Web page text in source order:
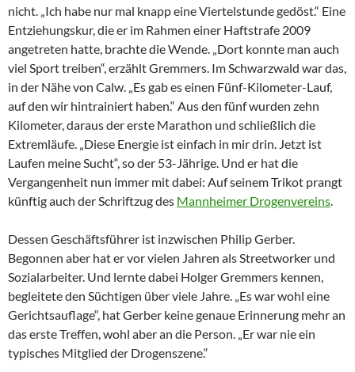
nicht. „Ich habe nur mal knapp eine Viertelstunde gedöst.“ Eine
Entziehungskur, die er im Rahmen einer Haftstrafe 2009
angetreten hatte, brachte die Wende. „Dort konnte man auch
viel Sport treiben“, erzählt Gremmers. Im Schwarzwald war das,
in der Nähe von Calw. „Es gab es einen Fünf-Kilometer-Lauf,
auf den wir hintrainiert haben.“ Aus den fünf wurden zehn
Kilometer, daraus der erste Marathon und schließlich die
Extremläufe. „Diese Energie ist einfach in mir drin. Jetzt ist
Laufen meine Sucht“, so der 53-Jährige. Und er hat die
Vergangenheit nun immer mit dabei: Auf seinem Trikot prangt
künftig auch der Schriftzug des Mannheimer Drogenvereins.
Dessen Geschäftsführer ist inzwischen Philip Gerber.
Begonnen aber hat er vor vielen Jahren als Streetworker und
Sozialarbeiter. Und lernte dabei Holger Gremmers kennen,
begleitete den Süchtigen über viele Jahre. „Es war wohl eine
Gerichtsauflage“, hat Gerber keine genaue Erinnerung mehr an
das erste Treffen, wohl aber an die Person. „Er war nie ein
typisches Mitglied der Drogenszene.“